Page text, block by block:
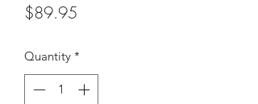
$89.95
Quantity *